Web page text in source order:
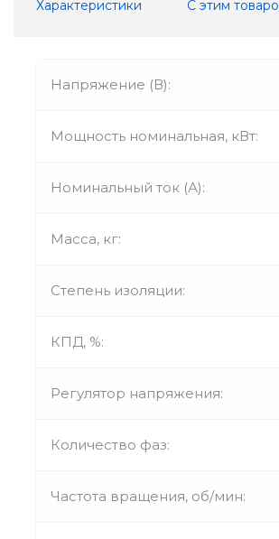
Характеристики С этим
Напряжение (В):
Мощность номинальная, кВт:
Номинальный ток (А):
Масса, кг:
Степень изоляции:
КПД, %:
Регулятор напряжения:
Количество фаз:
Частота вращения, об/мин: